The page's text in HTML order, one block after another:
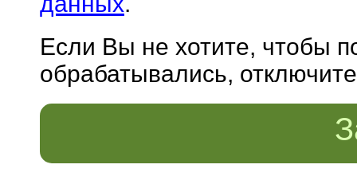
Если Вы не хотите, чтобы
обрабатывались,